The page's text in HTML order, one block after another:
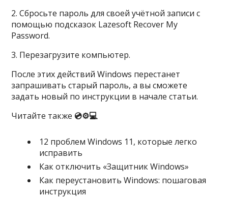
2. Сбросьте пароль для своей учётной записи с
помощью подсказок Lazesoft Recover My
Password.
3. Перезагрузите компьютер.
После этих действий Windows перестанет
запрашивать старый пароль, а вы сможете
задать новый по инструкции в начале статьи.
Читайте также 💿⚙️💻
12 проблем Windows 11, которые легко
исправить
Как отключить «Защитник Windows»
Как переустановить Windows: пошаговая
инструкция